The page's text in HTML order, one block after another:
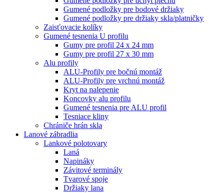
Gumené podložky pre bodové držiaky
Gumené podložky pre držiaky skla/platničky
Zaisťovacie kolíky
Gumené tesnenia U profilu
Gumy pre profil 24 x 24 mm
Gumy pre profil 27 x 30 mm
Alu profily
ALU-Profily pre bočnú montáž
ALU-Profily pre vrchnú montáž
Kryt na nalepenie
Koncovky alu profilu
Gumené tesnenia pre ALU profil
Tesniace kliny
Chrániče hrán skla
Lanové zábradlia
Lankové polotovary
Laná
Napináky
Závitové terminály
Tvarové spoje
Držiaky lana